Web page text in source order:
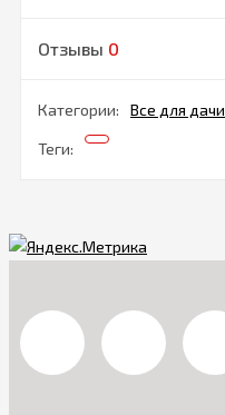
Отзывы 0
Категории: Все для дачи
Теги: